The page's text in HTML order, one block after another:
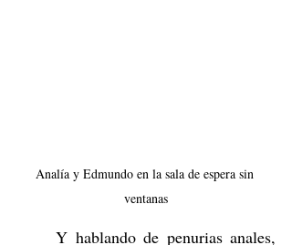
Analía y Edmundo en la sala de espera sin
ventanas
	Y hablando de penurias anales,